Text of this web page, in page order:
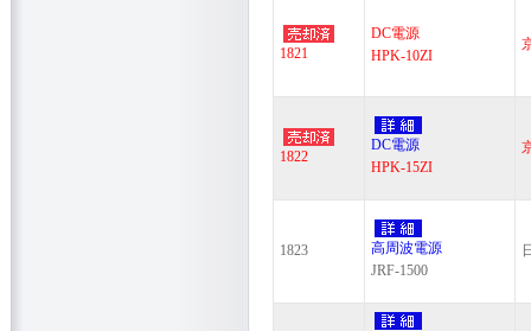
1821
DC電源
HPK-10ZI
1822
DC電源
HPK-15ZI
1823
高周波電源
JRF-1500